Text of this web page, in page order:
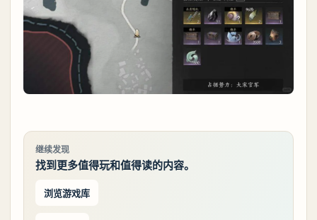
继续发现
找到更多值得玩和值得读的内容。
浏览游戏库